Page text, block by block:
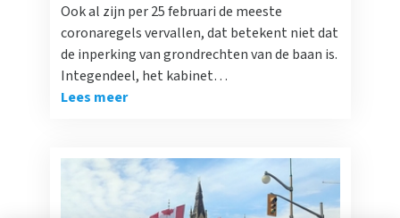
Ook al zijn per 25 februari de meeste
coronaregels vervallen, dat betekent niet dat
de inperking van grondrechten van de baan is.
Integendeel, het kabinet…
Lees meer